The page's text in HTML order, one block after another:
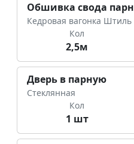
Обшивка свода
Кедровая вагонка Штиль
Кол
2,5м
Дверь в парную
Стеклянная
Кол
1 шт